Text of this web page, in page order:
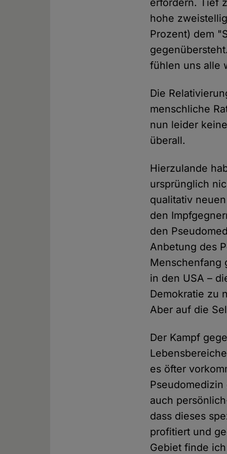
erfordern. Tief
hohe
Prozent) dem
fühlen uns alle
Die
menschliche
nun leider
überall.
Hierzulande
ursprünglich
qualitativ
den
den
Anbetung des
Menschenfang
in den USA –
Demokratie zu
Aber auf die
Der Kampf
es öfter
auch
dass dieses
profitiert und
Gebiet finde